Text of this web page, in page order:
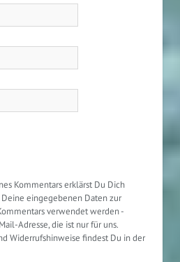
Kommentars erklärst Du Dich
eingegebenen Daten zur
verwendet werden -
Adresse, die ist nur für uns.
Widerrufshinweise findest Du in der